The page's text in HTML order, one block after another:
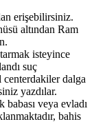
erişebilirsiniz.
altından Ram
isteyince
suç
centerdakiler dalga
yazdılar.
veya evladı
bahis